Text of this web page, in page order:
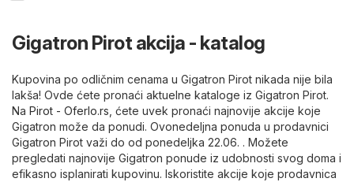
Gigatron Pirot akcija - katalog
Kupovina po odličnim cenama u Gigatron Pirot nikada nije bila
lakša! Ovde ćete pronaći aktuelne kataloge iz Gigatron Pirot.
Na Pirot - Oferlo.rs , ćete uvek pronaći najnovije akcije koje
Gigatron može da ponudi. Ovonedeljna ponuda u prodavnici
Gigatron Pirot važi do od ponedeljka 22.06. . Možete
pregledati najnovije Gigatron ponude iz udobnosti svog doma i
efikasno isplanirati kupovinu. Iskoristite akcije koje prodavnica